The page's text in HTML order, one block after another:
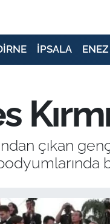
İPSALA ENEZ
çıkan